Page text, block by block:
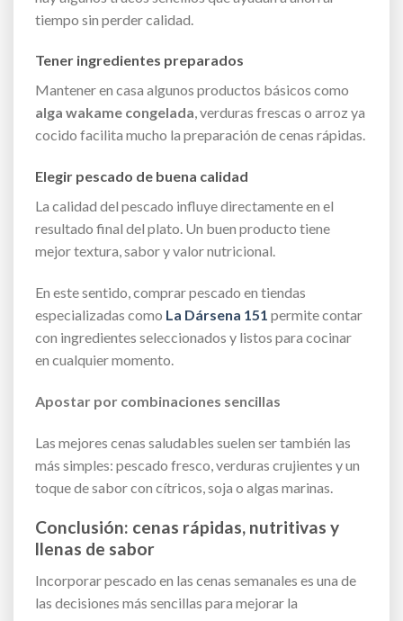
tiempo sin perder calidad.
Tener ingredientes preparados
Mantener en casa algunos productos básicos como
alga wakame congelada, verduras frescas o arroz ya
cocido facilita mucho la preparación de cenas rápidas.
Elegir pescado de buena calidad
La calidad del pescado influye directamente en el
resultado final del plato. Un buen producto tiene
mejor textura, sabor y valor nutricional.
En este sentido, comprar pescado en tiendas
especializadas como La Dársena 151 permite contar
con ingredientes seleccionados y listos para cocinar
en cualquier momento.
Apostar por combinaciones sencillas
Las mejores cenas saludables suelen ser también las
más simples: pescado fresco, verduras crujientes y un
toque de sabor con cítricos, soja o algas marinas.
Conclusión: cenas rápidas, nutritivas y
llenas de sabor
Incorporar pescado en las cenas semanales es una de
las decisiones más sencillas para mejorar la